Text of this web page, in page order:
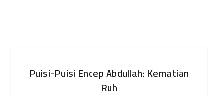
Puisi-Puisi Encep Abdullah: Kematian
Ruh